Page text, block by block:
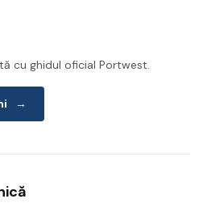
cu ghidul oficial Portwest.
→